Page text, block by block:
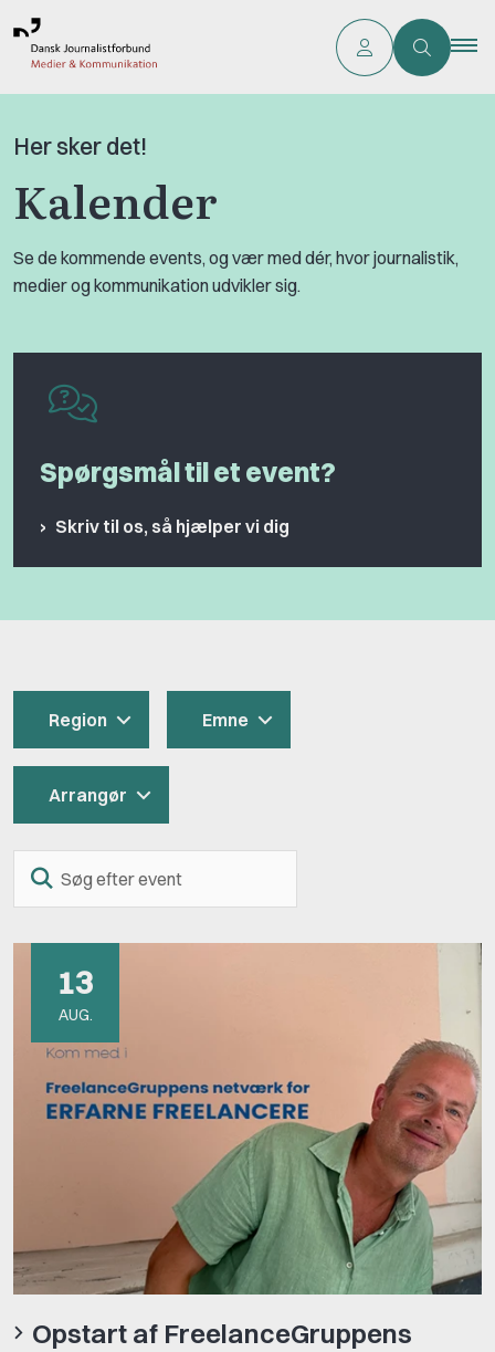
Her sker det!
Kalender
Se de kommende events, og vær med dér, hvor journalistik,
medier og kommunikation udvikler sig.
Spørgsmål til et event?
Skriv til os, så hjælper vi dig
Region Emne
Arrangør
13
AUG.
Opstart af FreelanceGruppens